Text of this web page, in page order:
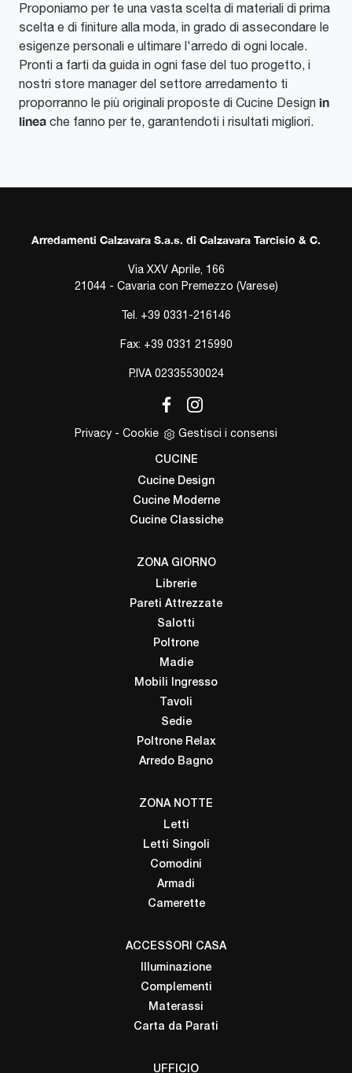
Proponiamo per te una vasta scelta di materiali di prima
scelta e di finiture alla moda, in grado di assecondare le
esigenze personali e ultimare l'arredo di ogni locale.
Pronti a farti da guida in ogni fase del tuo progetto, i
nostri store manager del settore arredamento ti
proporranno le più originali proposte di Cucine Design in
linea che fanno per te, garantendoti i risultati migliori.
Arredamenti Calzavara S.a.s. di Calzavara Tarcisio & C.
Via XXV Aprile, 166
21044 - Cavaria con Premezzo (Varese)
Tel. +39 0331-216146
Fax: +39 0331 215990
P.IVA 02335530024
Privacy - Cookie Gestisci i consensi
CUCINE
Cucine Design
Cucine Moderne
Cucine Classiche
ZONA GIORNO
Librerie
Pareti Attrezzate
Salotti
Poltrone
Madie
Mobili Ingresso
Tavoli
Sedie
Poltrone Relax
Arredo Bagno
ZONA NOTTE
Letti
Letti Singoli
Comodini
Armadi
Camerette
ACCESSORI CASA
Illuminazione
Complementi
Materassi
Carta da Parati
UFFICIO